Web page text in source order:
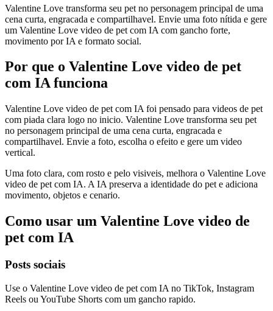
Valentine Love transforma seu pet no personagem principal de uma
cena curta, engracada e compartilhavel. Envie uma foto nítida e gere
um Valentine Love video de pet com IA com gancho forte,
movimento por IA e formato social.
Por que o Valentine Love video de pet
com IA funciona
Valentine Love video de pet com IA foi pensado para videos de pet
com piada clara logo no inicio. Valentine Love transforma seu pet
no personagem principal de uma cena curta, engracada e
compartilhavel. Envie a foto, escolha o efeito e gere um video
vertical.
Uma foto clara, com rosto e pelo visiveis, melhora o Valentine Love
video de pet com IA. A IA preserva a identidade do pet e adiciona
movimento, objetos e cenario.
Como usar um Valentine Love video de
pet com IA
Posts sociais
Use o Valentine Love video de pet com IA no TikTok, Instagram
Reels ou YouTube Shorts com um gancho rapido.